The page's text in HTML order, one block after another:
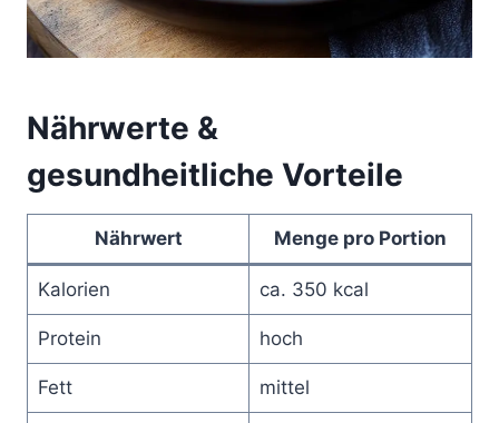
Nährwerte &
gesundheitliche Vorteile
Nährwert Menge pro Portion
Kalorien ca. 350 kcal
Protein hoch
Fett mittel